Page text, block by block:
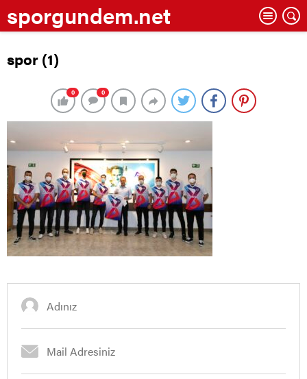
sporgundem.net
spor (1)
0 0